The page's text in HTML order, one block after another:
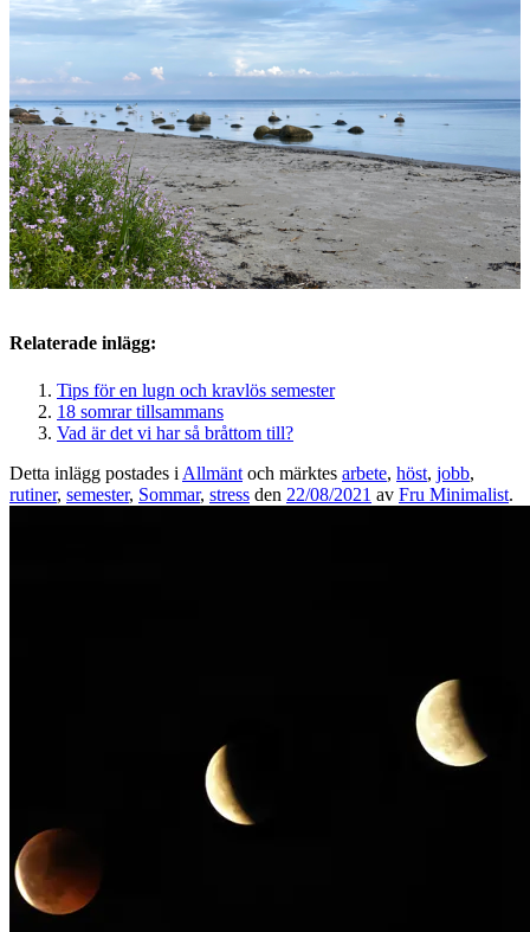
Relaterade inlägg:
Tips för en lugn och kravlös semester
18 somrar tillsammans
Vad är det vi har så bråttom till?
Detta inlägg postades i Allmänt och märktes arbete, höst, jobb,
rutiner, semester, Sommar, stress den 22/08/2021 av Fru Minimalist.